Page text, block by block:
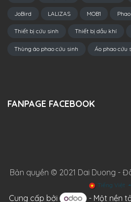
JoBird LALIZAS MOB1
Thiết bị cứu sinh Thiết bị dầu khí
Thùng áo phao cứu sinh Áo phao cứu
FANPAGE FACEBOOK
Bản quyền © 2021 Dai Duong -
Tiếng Việt
Cung cấp bởi - Một nền